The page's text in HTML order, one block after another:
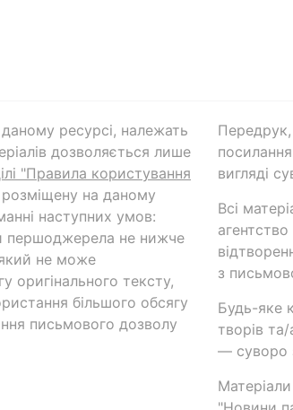
даному ресурсі, належать
дозволяється лише
"Правила користування
на даному
наступних умов:
першоджерела не нижче
не може
оригінального тексту,
більшого обсягу
письмового дозволу
Передрук,
вигляді
Всі
з
Будь-яке
творів
— суворо